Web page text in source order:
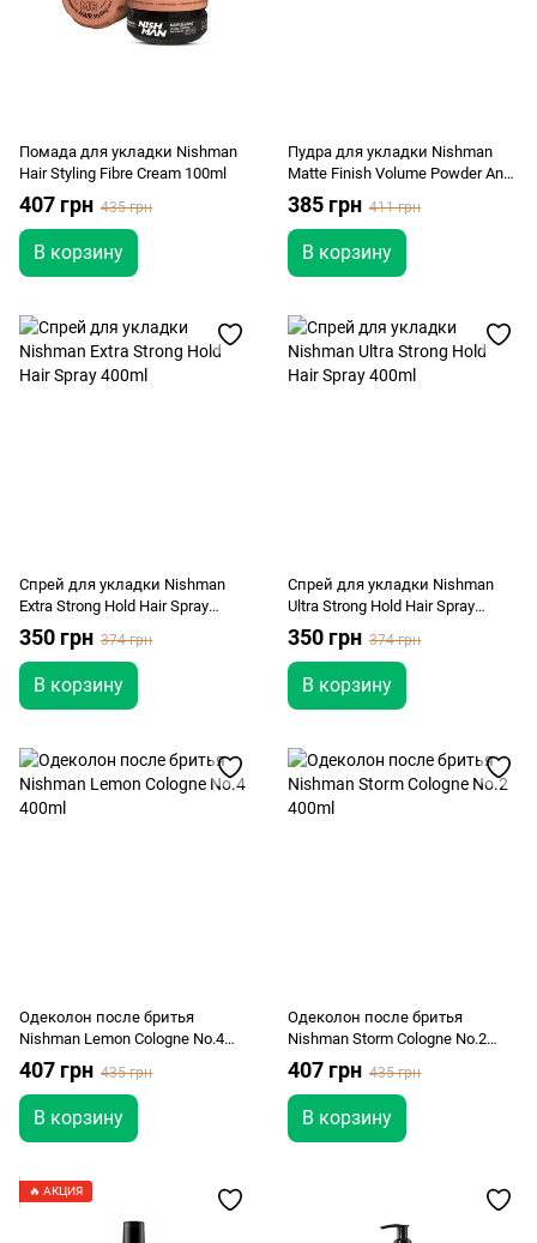
Помада для укладки Nishman
Hair Styling Fibre Cream 100ml
407 грн 435 грн
В корзину
Пудра для укладки Nishman
Matte Finish Volume Powder And
Styling 20g
385 грн 411 грн
В корзину
Спрей для укладки Nishman
Extra Strong Hold Hair Spray
400ml
350 грн 374 грн
В корзину
Спрей для укладки Nishman
Ultra Strong Hold Hair Spray
400ml
350 грн 374 грн
В корзину
Одеколон после бритья
Nishman Lemon Cologne No.4
400ml
407 грн 435 грн
В корзину
Одеколон после бритья
Nishman Storm Cologne No.2
400ml
407 грн 435 грн
В корзину
🔥 АКЦИЯ